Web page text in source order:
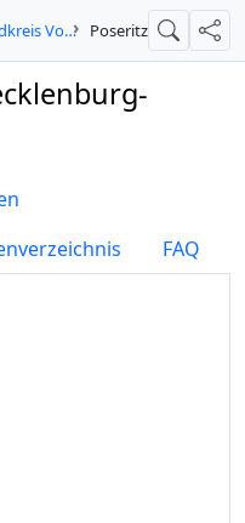
Landkreis Vorpommern-Rügen Poseritz Suche
FAQ